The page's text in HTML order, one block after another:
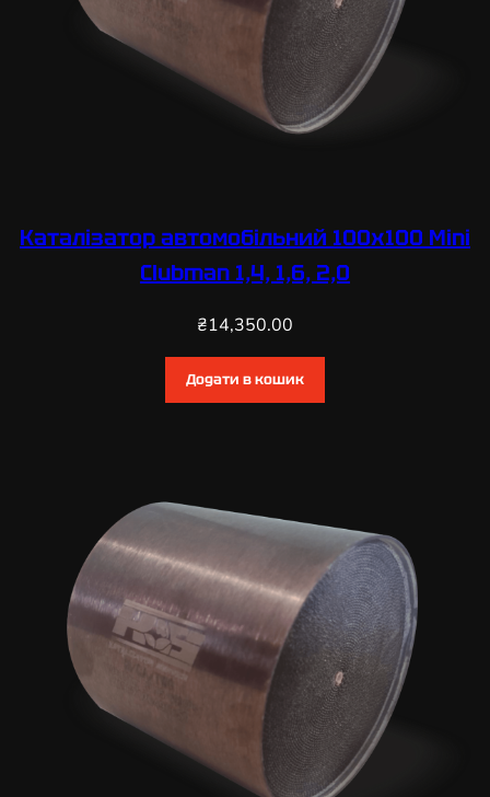
Каталізатор автомобільний 100х100 Mini
Clubman 1,4, 1,6, 2,0
₴14,350.00
Додати в кошик